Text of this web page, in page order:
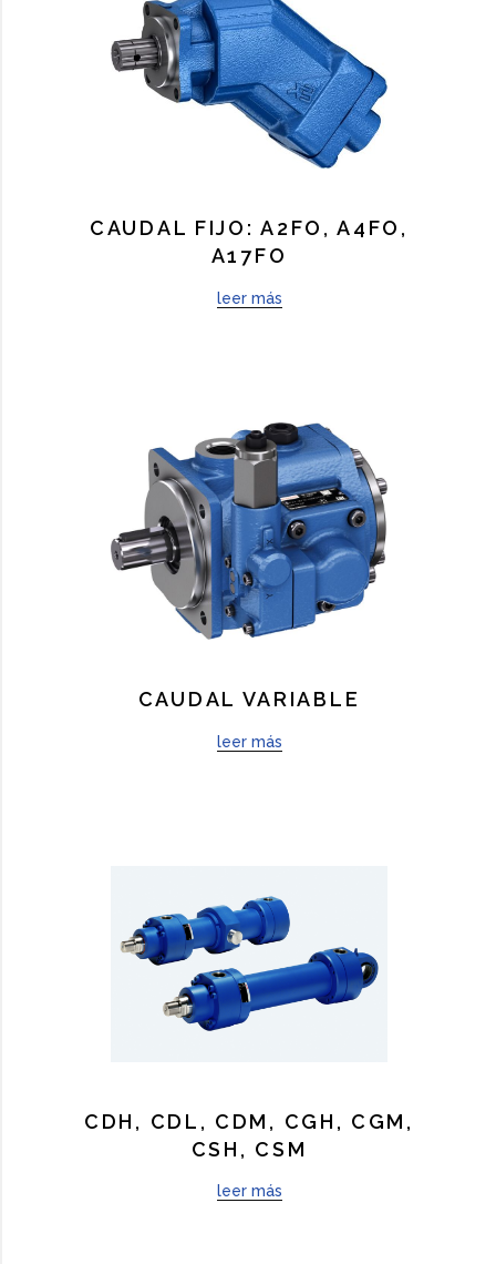
CAUDAL FIJO: A2FO, A4FO,
A17FO
leer más
CAUDAL VARIABLE
leer más
CDH, CDL, CDM, CGH, CGM,
CSH, CSM
leer más